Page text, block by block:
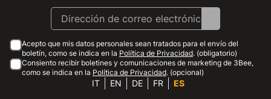
Acepto que mis datos personales sean tratados para el envío del
boletín, como se indica en la Política de Privacidad. (obligatorio)
Consiento recibir boletines y comunicaciones de marketing de 3Bee,
como se indica en la Política de Privacidad. (opcional)
IT EN DE FR ES